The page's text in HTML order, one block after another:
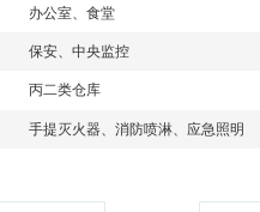
办公室、食堂
保安、中央监控
丙二类仓库
手提灭火器、消防喷淋、应急照明